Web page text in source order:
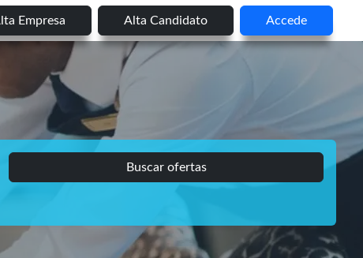
Empresa Alta Candidato Accede
Buscar ofertas